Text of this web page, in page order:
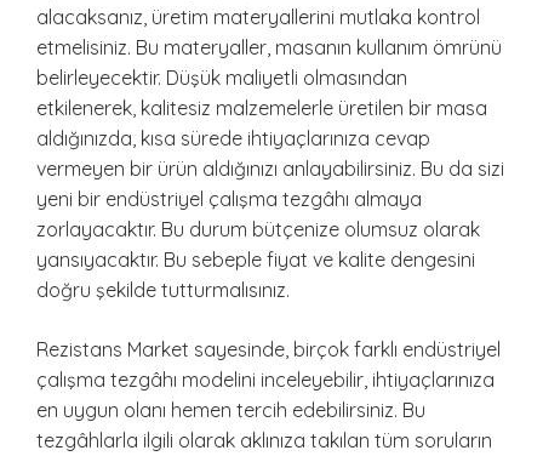
alacaksanız, üretim materyallerini mutlaka kontrol
etmelisiniz. Bu materyaller, masanın kullanım ömrünü
belirleyecektir. Düşük maliyetli olmasından
etkilenerek, kalitesiz malzemelerle üretilen bir masa
aldığınızda, kısa sürede ihtiyaçlarınıza cevap
vermeyen bir ürün aldığınızı anlayabilirsiniz. Bu da sizi
yeni bir endüstriyel çalışma tezgâhı almaya
zorlayacaktır. Bu durum bütçenize olumsuz olarak
yansıyacaktır. Bu sebeple fiyat ve kalite dengesini
doğru şekilde tutturmalısınız.
Rezistans Market sayesinde, birçok farklı endüstriyel
çalışma tezgâhı modelini inceleyebilir, ihtiyaçlarınıza
en uygun olanı hemen tercih edebilirsiniz. Bu
tezgâhlarla ilgili olarak aklınıza takılan tüm soruların